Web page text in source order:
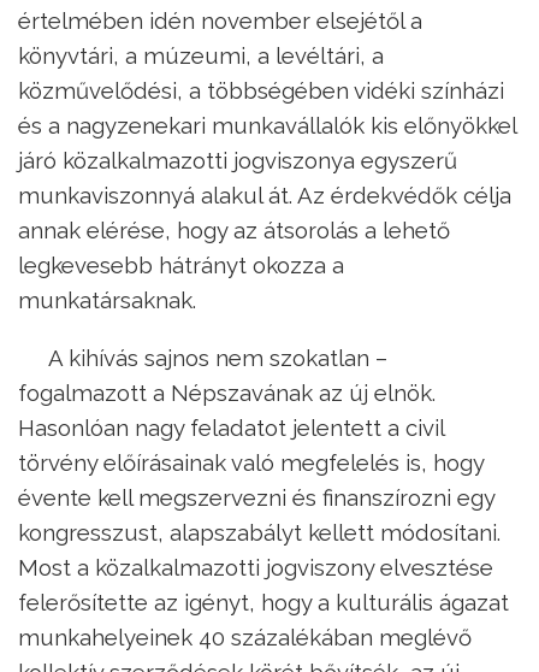
értelmében idén november elsejétől a
könyvtári, a múzeumi, a levéltári, a
közművelődési, a többségében vidéki színházi
és a nagyzenekari munkavállalók kis előnyökkel
járó közalkalmazotti jogviszonya egyszerű
munkaviszonnyá alakul át. Az érdekvédők célja
annak elérése, hogy az átsorolás a lehető
legkevesebb hátrányt okozza a
munkatársaknak.
A kihívás sajnos nem szokatlan –
fogalmazott a Népszavának az új elnök.
Hasonlóan nagy feladatot jelentett a civil
törvény előírásainak való megfelelés is, hogy
évente kell megszervezni és finanszírozni egy
kongresszust, alapszabályt kellett módosítani.
Most a közalkalmazotti jogviszony elvesztése
felerősítette az igényt, hogy a kulturális ágazat
munkahelyeinek 40 százalékában meglévő